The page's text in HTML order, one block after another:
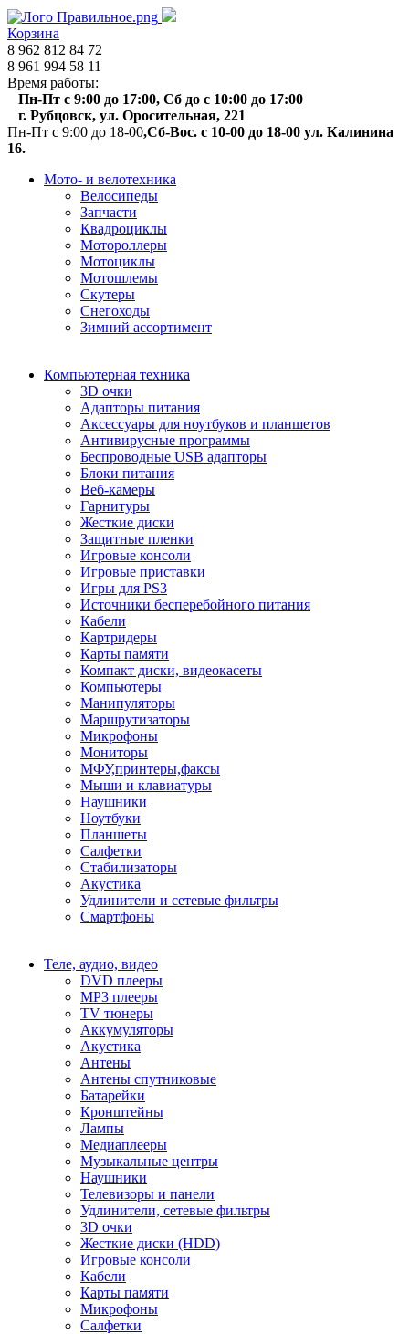
Корзина
8 962 812 84 72
8 961 994 58 11
Время работы:
Пн-Пт с 9:00 до 17:00, Сб до с 10:00 до 17:00
г. Рубцовск, ул. Оросительная, 221
Пн-Пт с 9:00 до 18-00,Сб-Вос. с 10-00 до 18-00 ул. Калинина
16.
Мото- и велотехника
Велосипеды
Запчасти
Квадроциклы
Мотороллеры
Мотоциклы
Мотошлемы
Скутеры
Снегоходы
Зимний ассортимент
Компьютерная техника
3D очки
Адапторы питания
Аксессуары для ноутбуков и планшетов
Антивирусные программы
Беспроводные USB адапторы
Блоки питания
Веб-камеры
Гарнитуры
Жесткие диски
Защитные пленки
Игровые консоли
Игровые приставки
Игры для PS3
Источники бесперебойного питания
Кабели
Картридеры
Карты памяти
Компакт диски, видеокасеты
Компьютеры
Манипуляторы
Маршрутизаторы
Микрофоны
Мониторы
МФУ,принтеры,факсы
Мыши и клавиатуры
Наушники
Ноутбуки
Планшеты
Салфетки
Стабилизаторы
Акустика
Удлинители и сетевые фильтры
Смартфоны
Теле, аудио, видео
DVD плееры
MP3 плееры
TV тюнеры
Аккумуляторы
Акустика
Антены
Антены спутниковые
Батарейки
Кронштейны
Лампы
Медиаплееры
Музыкальные центры
Наушники
Телевизоры и панели
Удлинители, сетевые фильтры
3D очки
Жесткие диски (HDD)
Игровые консоли
Кабели
Карты памяти
Микрофоны
Салфетки